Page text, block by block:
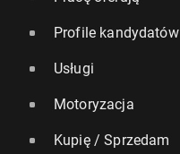
Profile kandydatów
Usługi
Motoryzacja
Kupię / Sprzedam